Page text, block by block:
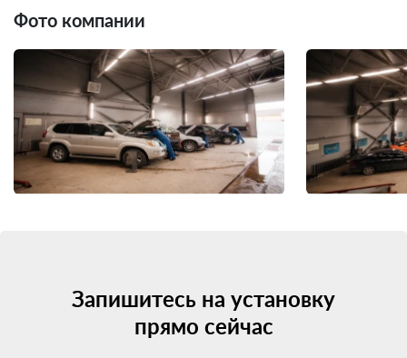
Фото компании
Запишитесь на установку
прямо сейчас